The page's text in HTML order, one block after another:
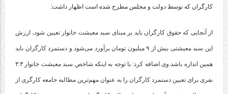
کارگران که توسط دولت و مجلس مطرح شده است اظهار داشت:
از آنجایی که حقوق کارگران باید بر مبنای سبد معیشت خانوار تعیین شود، ارزش
این سبد معیشتی بیش از ۹ میلیون تومان برآورد می‌شود و دستمزد کارگران باید
همین اندازه باشد.وی اضافه کرد: با توجه به اینکه شاخص سبد معیشت خانوار ۳.۳
نفری برای تعیین دستمزد کارگران را به عنوان مهم‌ترین مطالبه جامعه کارگری از